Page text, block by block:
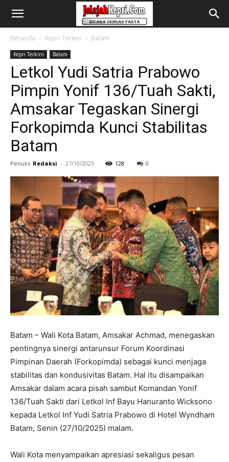
Beranda Kepri Terkini Batam
Kepri Terkini Batam
Letkol Yudi Satria Prabowo
Pimpin Yonif 136/Tuah Sakti,
Amsakar Tegaskan Sinergi
Forkopimda Kunci Stabilitas
Batam
Penulis Redaksi - 27/10/2025 128 0
Batam – Wali Kota Batam, Amsakar Achmad, menegaskan
pentingnya sinergi antarunsur Forum Koordinasi
Pimpinan Daerah (Forkopimda) sebagai kunci menjaga
stabilitas dan kondusivitas Batam. Hal itu disampaikan
Amsakar dalam acara pisah sambut Komandan Yonif
136/Tuah Sakti dari Letkol Inf Bayu Hanuranto Wicksono
kepada Letkol Inf Yudi Satria Prabowo di Hotel Wyndham
Batam, Senin (27/10/2025) malam.
Wali Kota menyampaikan apresiasi sekaligus pesan